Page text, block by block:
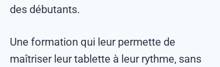
des débutants.
Une formation qui leur permette de
maîtriser leur tablette à leur rythme, sans